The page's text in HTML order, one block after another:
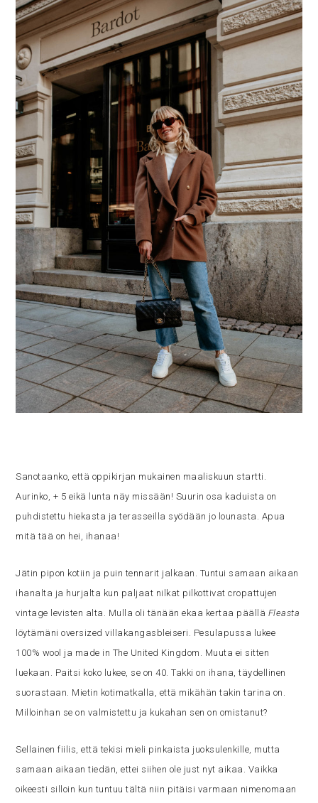
Sanotaanko, että oppikirjan mukainen maaliskuun startti.
Aurinko, + 5 eikä lunta näy missään! Suurin osa kaduista on
puhdistettu hiekasta ja terasseilla syödään jo lounasta. Apua
mitä tää on hei, ihanaa!
Jätin pipon kotiin ja puin tennarit jalkaan. Tuntui samaan aikaan
ihanalta ja hurjalta kun paljaat nilkat pilkottivat cropattujen
vintage levisten alta. Mulla oli tänään ekaa kertaa päällä Fleasta
löytämäni oversized villakangasbleiseri. Pesulapussa lukee
100% wool ja made in The United Kingdom. Muuta ei sitten
luekaan. Paitsi koko lukee, se on 40. Takki on ihana, täydellinen
suorastaan. Mietin kotimatkalla, että mikähän takin tarina on.
Milloinhan se on valmistettu ja kukahan sen on omistanut?
Sellainen fiilis, että tekisi mieli pinkaista juoksulenkille, mutta
samaan aikaan tiedän, ettei siihen ole just nyt aikaa. Vaikka
oikeesti silloin kun tuntuu tältä niin pitäisi varmaan nimenomaan